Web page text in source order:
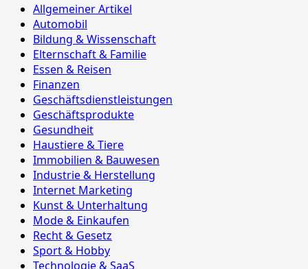
Allgemeiner Artikel
Automobil
Bildung & Wissenschaft
Elternschaft & Familie
Essen & Reisen
Finanzen
Geschäftsdienstleistungen
Geschäftsprodukte
Gesundheit
Haustiere & Tiere
Immobilien & Bauwesen
Industrie & Herstellung
Internet Marketing
Kunst & Unterhaltung
Mode & Einkaufen
Recht & Gesetz
Sport & Hobby
Technologie & SaaS